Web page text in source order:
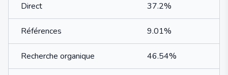
Direct 37.2%
Références 9.01%
Recherche organique 46.54%